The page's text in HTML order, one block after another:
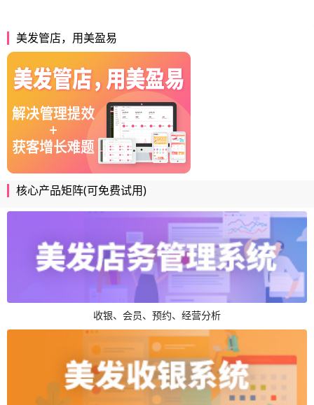
美发管店，用美盈易
核心产品矩阵(可免费试用)
收银、会员、预约、经营分析